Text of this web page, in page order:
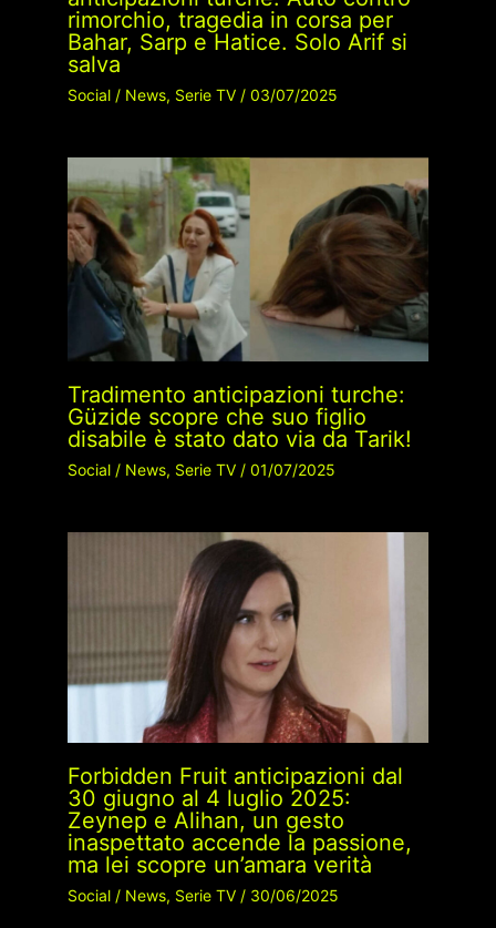
rimorchio, tragedia in corsa per
Bahar, Sarp e Hatice. Solo Arif si
salva
Social/ News, Serie TV/ 03/07/2025
Tradimento anticipazioni turche:
Güzide scopre che suo figlio
disabile è stato dato via da Tarik!
Social/ News, Serie TV/ 01/07/2025
Forbidden Fruit anticipazioni dal
30 giugno al 4 luglio 2025:
Zeynep e Alihan, un gesto
inaspettato accende la passione,
ma lei scopre un’amara verità
Social/ News, Serie TV/ 30/06/2025